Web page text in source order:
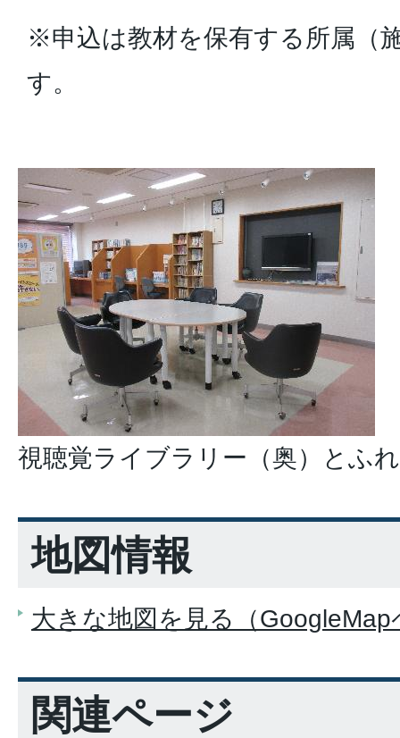
※申込は教材を保有する所属（
す。
視聴覚ライブラリー（奥）とふ
地図情報
大きな地図を見る（GoogleMap
関連ページ